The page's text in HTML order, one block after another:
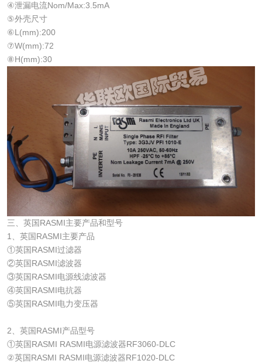
④泄漏电流Nom/Max:3.5mA
⑤外壳尺寸
⑥L(mm):200
⑦W(mm):72
⑧H(mm):30
三、英国RASMI主要产品和型号
1、英国RASMI主要产品
①英国RASMI过滤器
②英国RASMI滤波器
③英国RASMI电源线滤波器
④英国RASMI电抗器
⑤英国RASMI电力变压器
2、英国RASMI产品型号
①英国RASMI RASMI电源滤波器RF3060-DLC
②英国RASMI RASMI电源滤波器RF1020-DLC